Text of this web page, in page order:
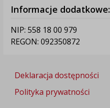
Informacje dodatkowe:
NIP: 558 18 00 979
REGON: 092350872
Deklaracja dostępności
Polityka prywatności